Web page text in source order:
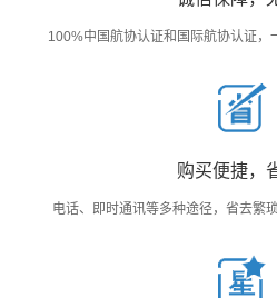
100%中国航协认证和国际航协认证，
购买便捷，
电话、即时通讯等多种途径，省去繁